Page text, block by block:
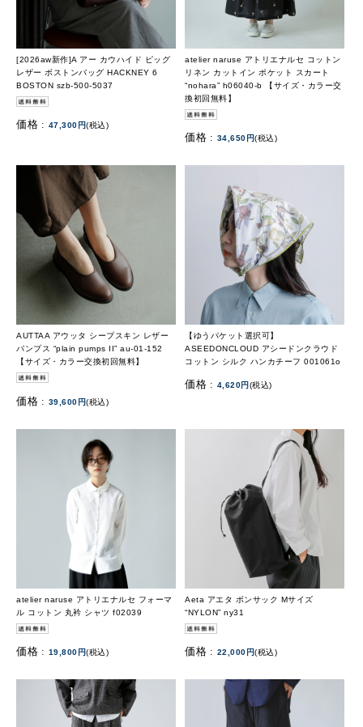
[2026aw新作]A アー カウハイド ピッグ
レザー ボストンバッグ HACKNEY 6
BOSTON szb-500-5037
価格 : 47,300円(税込)
atelier naruse アトリエナルセ コットン
リネン カットイン ポケット スカート
“nohara” h06040-b 【サイズ・カラー交
換初回無料】
価格 : 34,650円(税込)
AUTTAA アウッタ シープスキン レザー
パンプス “plain pumps II” au-01-152
【サイズ・カラー交換初回無料】
価格 : 39,600円(税込)
【ゆうパケット選択可】
ASEEDONCLOUD アシードンクラウド
コットン シルク ハンカチーフ 001061o
価格 : 4,620円(税込)
atelier naruse アトリエナルセ フォーマ
ル コットン 丸衿 シャツ f02039
価格 : 19,800円(税込)
Aeta アエタ ボンサック Mサイズ
“NYLON” ny31
価格 : 22,000円(税込)